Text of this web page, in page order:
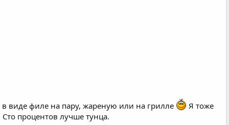
виде филе на пару, жареную или на грилле
Я тоже
процентов лучше тунца.